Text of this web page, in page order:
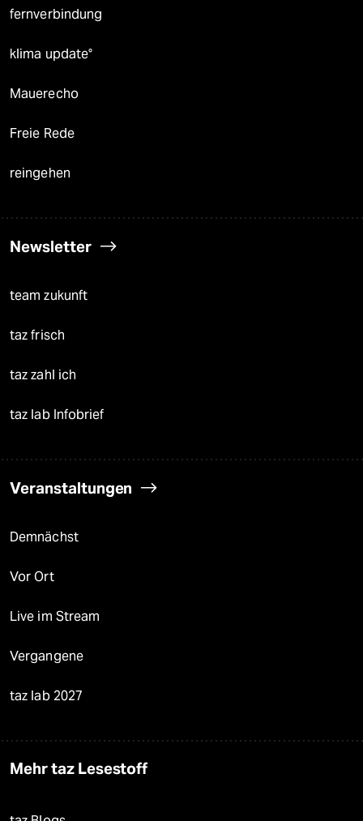
fernverbindung
klima update°
Mauerecho
Freie Rede
reingehen
Newsletter
team zukunft
taz frisch
taz zahl ich
taz lab Infobrief
Veranstaltungen
Demnächst
Vor Ort
Live im Stream
Vergangene
taz lab 2027
Mehr taz Lesestoff